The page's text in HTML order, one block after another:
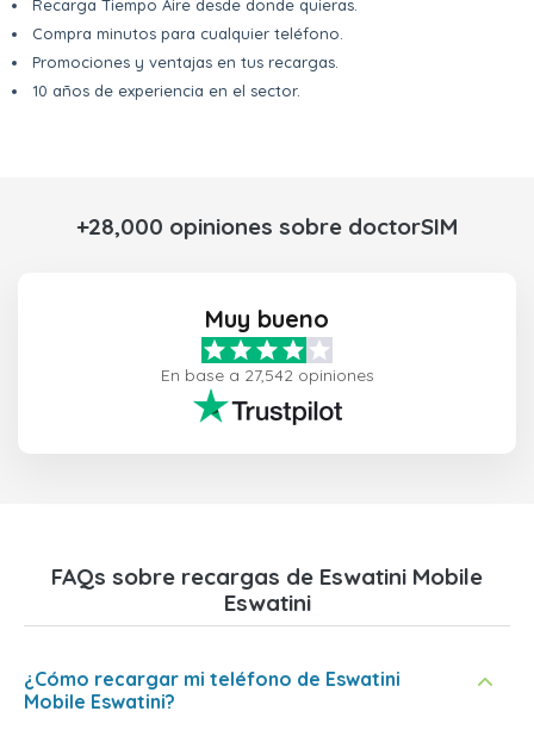
Recarga Tiempo Aire desde donde quieras.
Compra minutos para cualquier teléfono.
Promociones y ventajas en tus recargas.
10 años de experiencia en el sector.
+28,000 opiniones sobre doctorSIM
Muy bueno
En base a 27,542 opiniones
FAQs sobre recargas de Eswatini Mobile
Eswatini
¿Cómo recargar mi teléfono de Eswatini
Mobile Eswatini?